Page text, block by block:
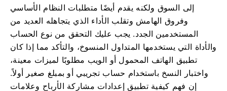
إلى السوق ولكنه يقدم أيضًا متطلبات النظام الأساسي
وفروق الهامش وتقلب الأداء الذي يتجاهله العديد من
المستخدمين الجدد. يجب عليك التحقق من نوع الحساب
والأداة التي يستخدمها المتداول المنسوخ، والتأكد مما إذا كان
تطبيق الهاتف المحمول أو الويب مطلوبًا لميزات معينة،
واختبار النسخ باستخدام حساب تجريبي أو بمبلغ صغير أولاً.
إن فهم كيفية تطبيق إعدادات مشاركة الأرباح وعلامات